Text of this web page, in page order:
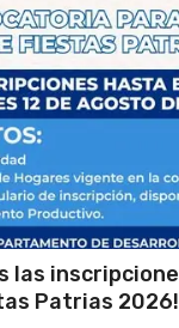
las
Patrias 2026!